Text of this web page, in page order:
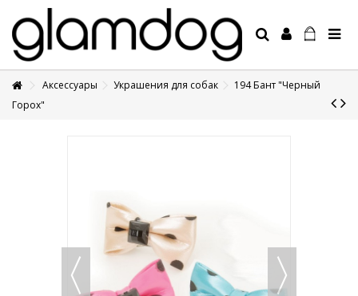
+7 495 1250410
Аксессуары Украшения для собак
194 Бант "Черный
Горох"